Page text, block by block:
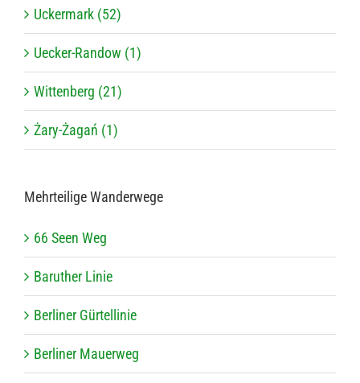
Uckermark (52)
Uecker-Randow (1)
Wittenberg (21)
Żary-Żagań (1)
Mehr­tei­lige Wanderwege
66 Seen Weg
Baru­ther Linie
Ber­li­ner Gürtellinie
Ber­li­ner Mauerweg